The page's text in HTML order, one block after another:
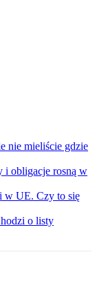
nie mieliście gdzie
i obligacje rosną w
w UE. Czy to się
o listy